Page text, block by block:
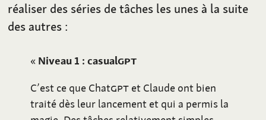
réaliser des séries de tâches les unes à la suite
des autres :
« Niveau 1 : casualGPT
C’est ce que ChatGPT et Claude ont bien
traité dès leur lancement et qui a permis la